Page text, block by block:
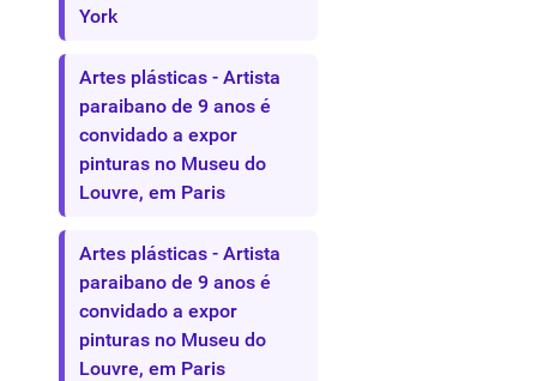
York
Artes plásticas - Artista
paraibano de 9 anos é
convidado a expor
pinturas no Museu do
Louvre, em Paris
Artes plásticas - Artista
paraibano de 9 anos é
convidado a expor
pinturas no Museu do
Louvre, em Paris